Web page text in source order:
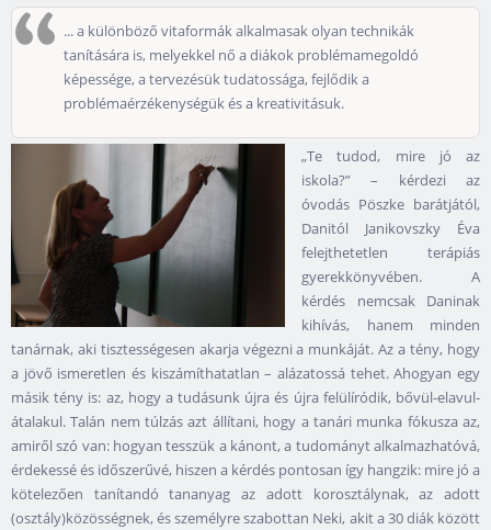
... a különböző vitaformák alkalmasak olyan technikák
tanítására is, melyekkel nő a diákok problémamegoldó
képessége, a tervezésük tudatossága, fejlődik a
problémaérzékenységük és a kreativitásuk.
„Te tudod, mire jó az
iskola?” – kérdezi az
óvodás Pöszke barátjától,
Danitól Janikovszky Éva
felejthetetlen terápiás
gyerekkönyvében. A
kérdés nemcsak Daninak
kihívás, hanem minden
tanárnak, aki tisztességesen akarja végezni a munkáját. Az a tény, hogy
a jövő ismeretlen és kiszámíthatatlan– alázatossá tehet. Ahogyan egy
másik tény is: az, hogy a tudásunk újra és újra felülíródik, bővül-elavul-
átalakul. Talán nem túlzás azt állítani, hogy a tanári munka fókusza az,
amiről szó van: hogyan tesszük a kánont, a tudományt alkalmazhatóvá,
érdekessé és időszerűvé, hiszen a kérdés pontosan így hangzik: mire jó a
kötelezően tanítandó tananyag az adott korosztálynak, az adott
(osztály)közösségnek, és személyre szabottan Neki, akit a 30 diák között